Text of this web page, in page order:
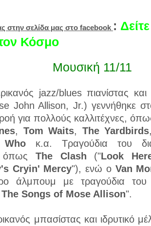
στην σελίδα μας στο facebook :
Κόσμο
Μουσική 11/11
jazz/blues πιανίστας
John Allison, Jr.) γεννήθηκε
για πολλούς καλλιτέχνες,
, Tom Waits, The Yardbirds
κ.α. Τραγούδια του
όπως The Clash ("Look
Cryin' Mercy"), ενώ ο Van
άλμπουμ με τραγούδια
Songs of Mose Allison".
μπασίστας και ιδρυτικό